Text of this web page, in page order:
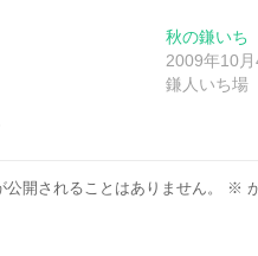
秋の鎌いち
2009年10月
鎌人いち場
公開されることはありません。 ※